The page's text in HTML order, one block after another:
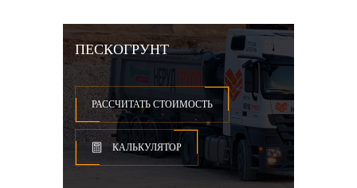
ПЕСКОГРУНТ
РАССЧИТАТЬ СТОИМОСТЬ
КАЛЬКУЛЯТОР